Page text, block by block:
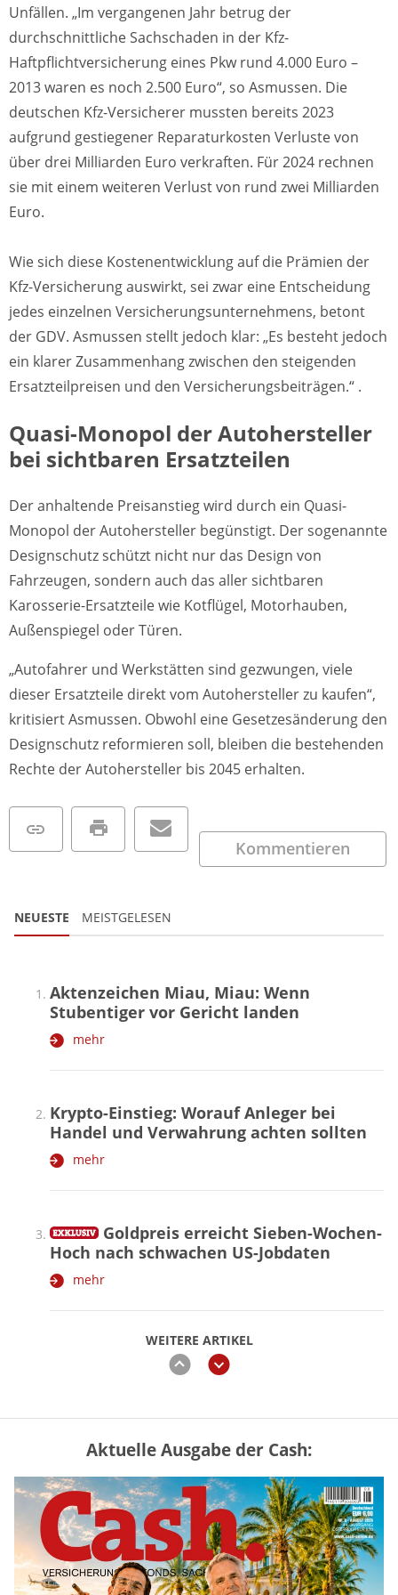
Unfällen. „Im vergangenen Jahr betrug der
durchschnittliche Sachschaden in der Kfz-
Haftpflichtversicherung eines Pkw rund 4.000 Euro –
2013 waren es noch 2.500 Euro“, so Asmussen. Die
deutschen Kfz-Versicherer mussten bereits 2023
aufgrund gestiegener Reparaturkosten Verluste von
über drei Milliarden Euro verkraften. Für 2024 rechnen
sie mit einem weiteren Verlust von rund zwei Milliarden
Euro.
Wie sich diese Kostenentwicklung auf die Prämien der
Kfz-Versicherung auswirkt, sei zwar eine Entscheidung
jedes einzelnen Versicherungsunternehmens, betont
der GDV. Asmussen stellt jedoch klar: „Es besteht jedoch
ein klarer Zusammenhang zwischen den steigenden
Ersatzteilpreisen und den Versicherungsbeiträgen.“ .
Quasi-Monopol der Autohersteller
bei sichtbaren Ersatzteilen
Der anhaltende Preisanstieg wird durch ein Quasi-
Monopol der Autohersteller begünstigt. Der sogenannte
Designschutz schützt nicht nur das Design von
Fahrzeugen, sondern auch das aller sichtbaren
Karosserie-Ersatzteile wie Kotflügel, Motorhauben,
Außenspiegel oder Türen.
„Autofahrer und Werkstätten sind gezwungen, viele
dieser Ersatzteile direkt vom Autohersteller zu kaufen“,
kritisiert Asmussen. Obwohl eine Gesetzesänderung den
Designschutz reformieren soll, bleiben die bestehenden
Rechte der Autohersteller bis 2045 erhalten.
Kommentieren
NEUESTE MEISTGELESEN
WEITERE ARTIKEL
zurückweiter
Aktenzeichen Miau, Miau: Wenn
Stubentiger vor Gericht landen
mehr
Krypto-Einstieg: Worauf Anleger bei
Handel und Verwahrung achten sollten
mehr
Goldpreis erreicht Sieben-Wochen-
Hoch nach schwachen US-Jobdaten
mehr
Vermieter-Zutritt: Wann Mieter
die Wohnung öffnen müssen
mehr
Goldpreis erreicht Sieben-Wochen-
Aktuelle Ausgabe der Cash: